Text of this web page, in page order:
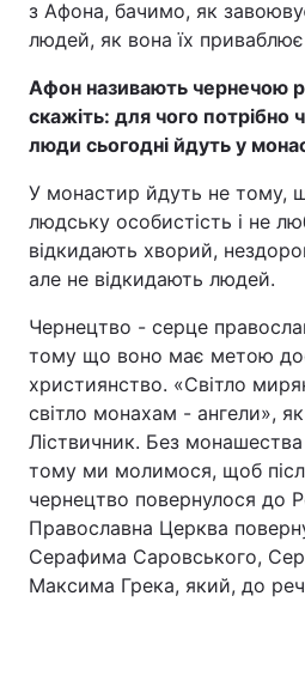
Тема оформлення
з Афона, бачимо, як
людей, як вона їх приваблює
Афон називають чернечою
скажіть: для чого потрібно
люди сьогодні йдуть у
У монастир йдуть не тому,
людську особистість і не
відкидають хворий,
але не відкидають людей.
Чернецтво - серце
тому що воно має метою
християнство. «Світло
світло монахам - ангели», як
Ліствичник. Без
тому ми молимося, щоб
чернецтво повернулося до
Православна Церква
Серафима Саровського,
Максима Грека, який, до